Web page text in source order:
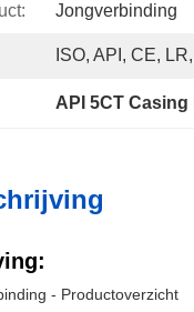
Jongverbinding
ISO, API, CE,
API 5CT
- Productoverzicht